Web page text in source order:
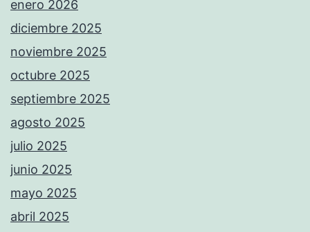
enero 2026
diciembre 2025
noviembre 2025
octubre 2025
septiembre 2025
agosto 2025
julio 2025
junio 2025
mayo 2025
abril 2025